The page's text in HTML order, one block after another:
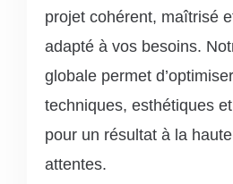
projet cohérent, maîtrisé
adapté à vos besoins.
globale permet
techniques, esthétiques
pour un résultat à la
attentes.